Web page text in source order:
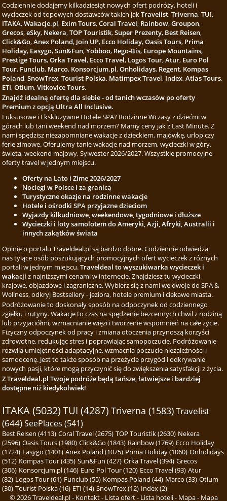
Codziennie dodajemy kilkadziesiąt nowych ofert podróży, hoteli i
wycieczek od topowych dostawców takich jakTravelist,Triverna,TUI,
ITAKA,Wakacje.pl, Exim Tours,Coral Travel, Rainbow,Groupon,
Grecos,eSky, Nekera,TOP Touristik,Super Prezenty, Best Reisen,
Click&Go,Anex Poland, Join UP, Ecco Holiday,Oasis Tours, Prima
Holiday, Easygo,Sun&Fun,Yobboo, Rego-Bis, Europe Mountains,
Prestige Tours,Orka Travel, Ecco Travel, Logos Tour,Atur, Euro Pol
Tour, Funclub, Marco, Konsorcjum.pl,Onholidays, Regent, Kompas
Poland,SnowTrex,Tourist Polska, Matimpex Travel, Index,Atlas Tours,
ETI,Otium,Vitkovice Tours.
Znajdź idealną ofertę dla siebie - od tanich wczasów po oferty
Premium z opcją Ultra All Inclusive.
Luksusowe i Ekskluzywne Hotele SPA? Rodzinne Wczasy z dziećmi w
górach lub tani weekend nad morzem? Mamy ceny jak z Last Minute. Z
nami spędzisz niezapomniane wakacje z dzieckiem, majówkę, urlop czy
ferie zimowe. Oferujemy tanie wakacje nad morzem, wycieczki w góry,
święta, weekend majowy, Sylwester 2026/2027. Wszystkie promocyjne
oferty travel w jednym miejscu.
Oferty na Lato i Zimę 2026/2027
Noclegi w Polsce i za granicą
Turystyczne okazje na rodzinne wakacje
Hotele i ośrodki SPA przyjazne dzieciom
Wyjazdy kilkudniowe, weekendowe, tygodniowe i dłuższe
Wycieczki i loty samolotem do Ameryki, Azji, Afryki, Australii i
innych zakątków świata
Opinie o portalu Traveldeal.pl są bardzo dobre. Codziennie odwiedza
nas tyiące osób poszukujących promocyjnych ofert wycieczek z różnych
portali w jednym miejscu.Traveldeal to wyszukiwarka wycieczek i
wakacji z najniższymi cenami w internecie. Znajdziesz tu wycieczki
krajowe, objazdowe i zagraniczne. Wybierz się z nami we dwoje do SPA &
Wellness, odkryj Bestsellery - jeziora, hotele premium i ciekawe miasta.
Podróżowanie to doskonały sposób na odpoczynek od codziennego
zgiełku i rutyny. Wakacje to czas na spędzenie bezcennych chwil z rodziną
lub przyjaciółmi, wzmacnianie więzi i tworzenie wspomnień na całe życie.
Fizyczny odpoczynek od pracy i zmiana otoczenia przynoszą korzyści
zdrowotne, redukując stres i poprawiając samopoczucie. Podróżowanie
rozwija umiejętności adaptacyjne, wzmacnia poczucie niezależności i
samoocenę. Jest to także sposób na przeżycie przygód i odkrywanie
nowych pasji, które mogą przyczynić się do zwiększenia satysfakcji z życia.
Z Traveldeal.pl Twoje podróże będą tańsze, łatwiejsze i bardziej
dostępne niż kiedykolwiek!
ITAKA (5032)TUI (4287) Triverna (1583)Travelist
(644) SeePlaces (541)
Best Reisen (4113) Coral Travel (2675) TOP Touristik (2630) Nekera
(2596) Oasis Tours (1980) Click&Go (1843) Rainbow (1769) Ecco Holiday
(1724) Easygo (1401) Anex Poland (1075) Prima Holiday (1060) Onholidays
(512) Kompas Tour (435) Sun&Fun (427) Orka Travel (394) Grecos
(306) Konsorcjum.pl (146) Euro Pol Tour (120) Ecco Travel (93) Atur
(82) Logos Tour (61) Funclub (55) Kompas Poland (44) Marco (33) Otium
(30) Tourist Polska (16) ETI (14) SnowTrex (12) Index (2)
© 2026Traveldeal.pl- Kontakt- Lista ofert- Lista hoteli- Mapa- Mapa